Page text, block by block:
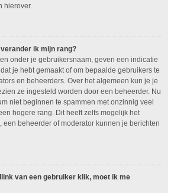
hierover.
ik mijn rang?
onder je gebruikersnaam, geven een indicatie
je hebt gemaakt of om bepaalde gebruikers te
en beheerders. Over het algemeen kun je je
ze ingesteld worden door een beheerder. Nu
niet beginnen te spammen met onzinnig veel
hogere rang. Dit heeft zelfs mogelijk het
een beheerder of moderator kunnen je berichten
van een gebruiker klik, moet ik me